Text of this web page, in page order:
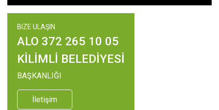
BIZE ULAŞIN
ALO 372 265 10 05
KİLİMLİ BELEDİYESİ
BAŞKANLIĞI
İletişim